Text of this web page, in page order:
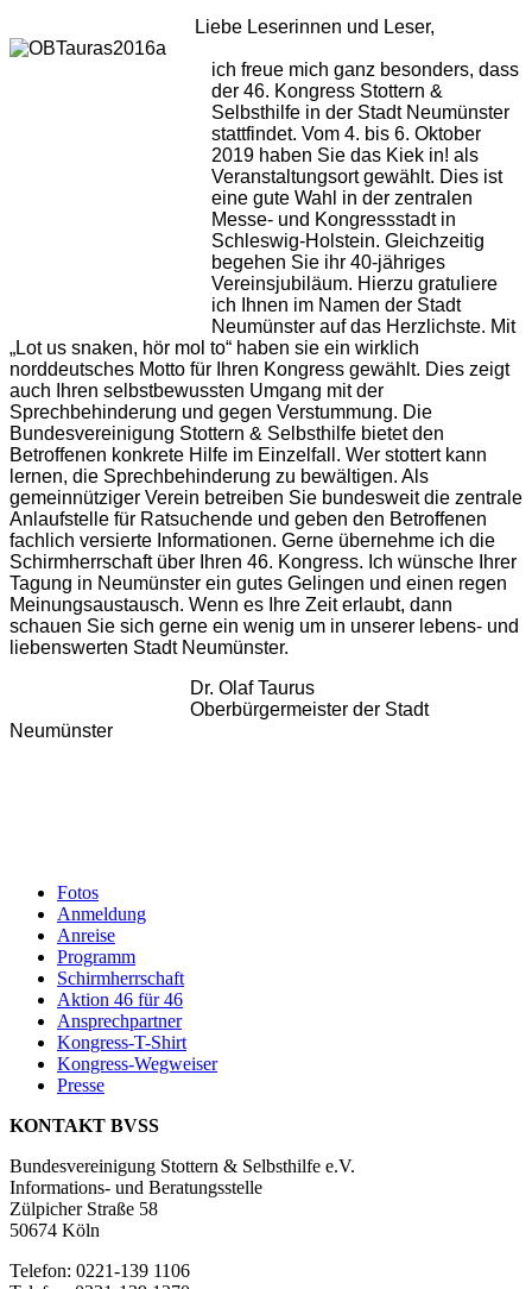
Liebe Leserinnen und Leser,
ich freue mich ganz besonders, dass
der 46. Kongress Stottern &
Selbsthilfe in der Stadt Neumünster
stattfindet. Vom 4. bis 6. Oktober
2019 haben Sie das Kiek in! als
Veranstaltungsort gewählt. Dies ist
eine gute Wahl in der zentralen
Messe- und Kongressstadt in
Schleswig-Holstein. Gleichzeitig
begehen Sie ihr 40-jähriges
Vereinsjubiläum. Hierzu gratuliere
ich Ihnen im Namen der Stadt
Neumünster auf das Herzlichste. Mit
„Lot us snaken, hör mol to“ haben sie ein wirklich
norddeutsches Motto für Ihren Kongress gewählt. Dies zeigt
auch Ihren selbstbewussten Umgang mit der
Sprechbehinderung und gegen Verstummung. Die
Bundesvereinigung Stottern & Selbsthilfe bietet den
Betroffenen konkrete Hilfe im Einzelfall. Wer stottert kann
lernen, die Sprechbehinderung zu bewältigen. Als
gemeinnütziger Verein betreiben Sie bundesweit die zentrale
Anlaufstelle für Ratsuchende und geben den Betroffenen
fachlich versierte Informationen. Gerne übernehme ich die
Schirmherrschaft über Ihren 46. Kongress. Ich wünsche Ihrer
Tagung in Neumünster ein gutes Gelingen und einen regen
Meinungsaustausch. Wenn es Ihre Zeit erlaubt, dann
schauen Sie sich gerne ein wenig um in unserer lebens- und
liebenswerten Stadt Neumünster.
Dr. Olaf Taurus
Oberbürgermeister der Stadt
Neumünster
Fotos
Anmeldung
Anreise
Programm
Schirmherrschaft
Aktion 46 für 46
Ansprechpartner
Kongress-T-Shirt
Kongress-Wegweiser
Presse
KONTAKT BVSS
Bundesvereinigung Stottern & Selbsthilfe e.V.
Informations- und Beratungsstelle
Zülpicher Straße 58
50674 Köln
Telefon: 0221-139 1106